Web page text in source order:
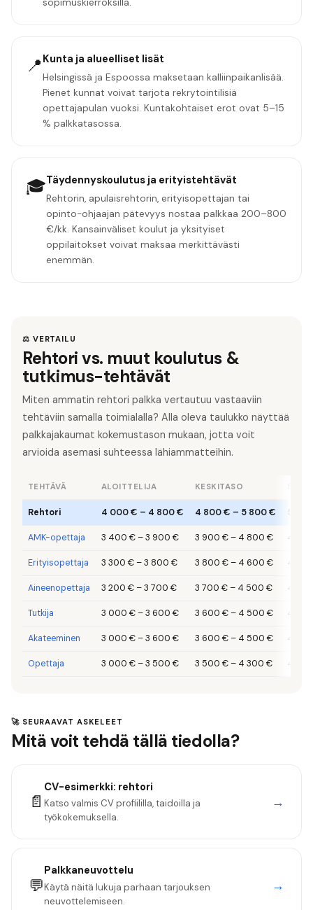
sopimuskierroksilla.
📍 Kunta ja alueelliset lisät
Helsingissä ja Espoossa maksetaan kalliinpaikanlisää.
Pienet kunnat voivat tarjota rekrytointilisiä
opettajapulan vuoksi. Kuntakohtaiset erot ovat 5–15
% palkkatasossa.
🎓Täydennyskoulutus ja erityistehtävät
Rehtorin, apulaisrehtorin, erityisopettajan tai
opinto-ohjaajan pätevyys nostaa palkkaa 200–800
€/kk. Kansainväliset koulut ja yksityiset
oppilaitokset voivat maksaa merkittävästi
enemmän.
⚖️ VERTAILU
Rehtori vs. muut koulutus &
tutkimus-tehtävät
Miten ammatin rehtori palkka vertautuu vastaaviin
tehtäviin samalla toimialalla? Alla oleva taulukko näyttää
palkkajakaumat kokemustason mukaan, jotta voit
arvioida asemasi suhteessa lähiammatteihin.
TEHTÄVÄ ALOITTELIJA KESKITASO
Rehtori 4 000 € – 4 800 € 4 800 € – 5 800 € 5
AMK-opettaja 3 400 €–3 900 € 3 900 €– 4 800 € 4
Erityisopettaja 3 300 €–3 800 € 3 800 €– 4 600 € 4
Aineenopettaja 3 200 €–3 700 € 3 700 €– 4 500 € 4
Tutkija 3 000 €–3 600 € 3 600 €– 4 500 € 4
Akateeminen 3 000 €–3 600 € 3 600 €– 4 500 € 4
Opettaja 3 000 €–3 500 € 3 500 €– 4 300 € 4
🚀 SEURAAVAT ASKELEET
Mitä voit tehdä tällä tiedolla?
📄
CV-esimerkki: rehtori
Katso valmis CV profiililla, taidoilla ja
työkokemuksella.
→
💬
Palkkaneuvottelu
Käytä näitä lukuja parhaan tarjouksen
neuvottelemiseen.
→